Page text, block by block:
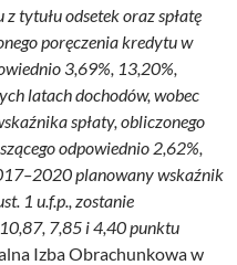
tytułu odsetek oraz spłatę
poręczenia kredytu w
3,69%, 13,20%,
latach dochodów, wobec
spłaty, obliczonego
odpowiednio 2,62%,
planowany wskaźnik
1 u.f.p., zostanie
7,85 i 4,40 punktu
Izba Obrachunkowa w